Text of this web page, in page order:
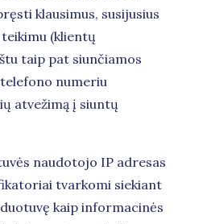
klausimus, susijusius
(klientų
taip pat siunčiamos
numeriu
atvežimą į siuntų
naudotojo IP adresas
tvarkomi siekiant
kaip informacinės